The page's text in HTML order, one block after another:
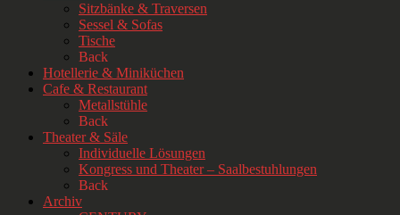
Sitzbänke & Traversen
Sessel & Sofas
Tische
Back
Hotellerie & Miniküchen
Cafe & Restaurant
Metallstühle
Back
Theater & Säle
Individuelle Lösungen
Kongress und Theater – Saalbestuhlungen
Back
Archiv